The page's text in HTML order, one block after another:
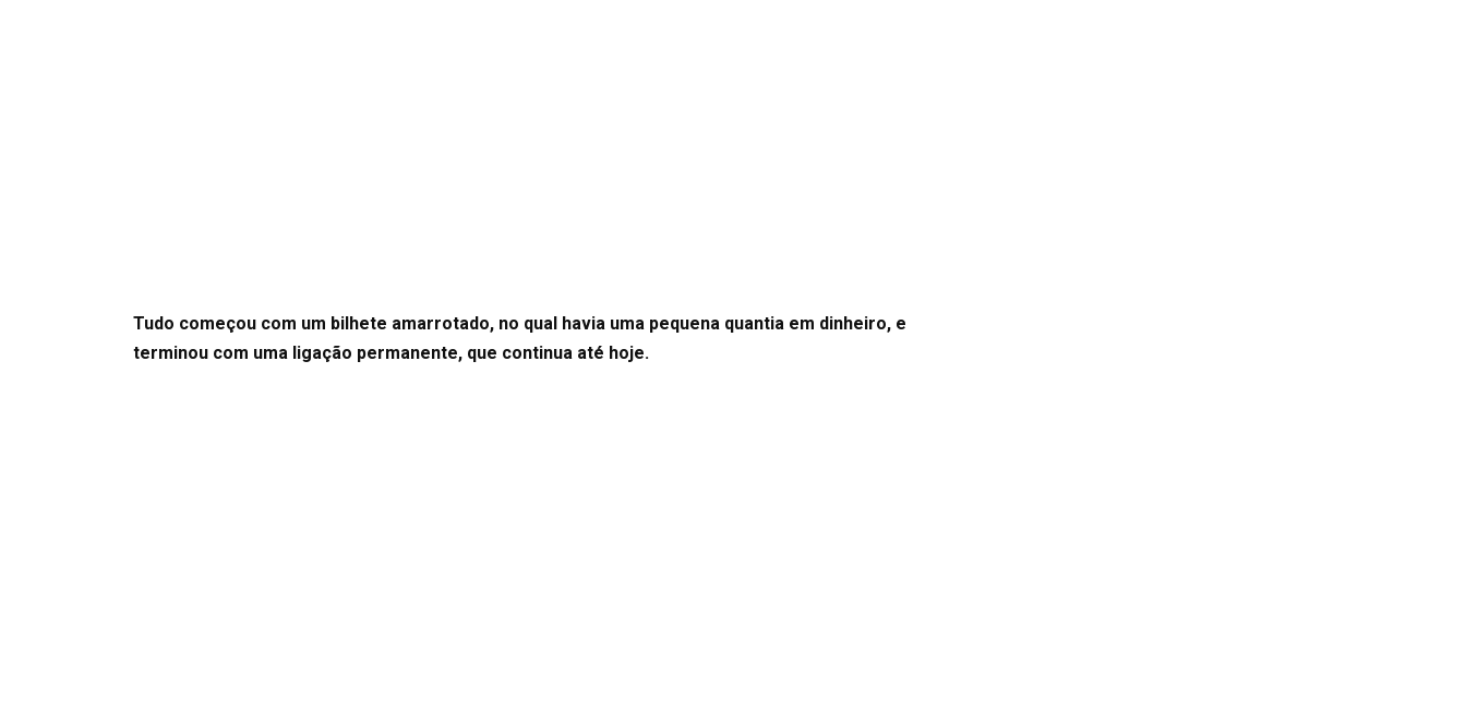
Tudo começou com um bilhete amarrotado, no qual havia uma pequena quantia em dinheiro, e
terminou com uma ligação permanente, que continua até hoje.